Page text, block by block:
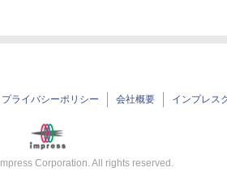
プライバシーポリシー 会社概要 インプレス
Impress Corporation. All rights reserved.